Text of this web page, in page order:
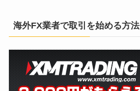
海外FX業者で取引を始める方法